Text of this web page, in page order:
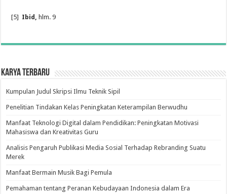
[5] Ibid, hlm. 9
Karya Terbaru
Kumpulan Judul Skripsi Ilmu Teknik Sipil
Penelitian Tindakan Kelas Peningkatan Keterampilan Berwudhu
Manfaat Teknologi Digital dalam Pendidikan: Peningkatan Motivasi
Mahasiswa dan Kreativitas Guru
Analisis Pengaruh Publikasi Media Sosial Terhadap Rebranding Suatu
Merek
Manfaat Bermain Musik Bagi Pemula
Pemahaman tentang Peranan Kebudayaan Indonesia dalam Era